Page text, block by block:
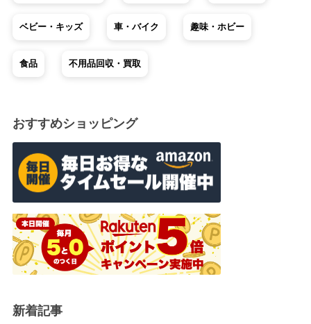
ベビー・キッズ 車・バイク 趣味・ホビー
食品 不用品回収・買取
おすすめショッピング
新着記事